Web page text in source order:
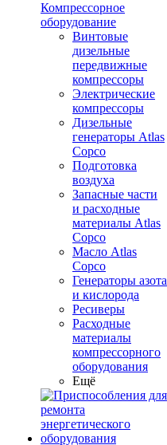
Компрессорное
оборудование
Винтовые
дизельные
передвижные
компрессоры
Электрические
компрессоры
Дизельные
генераторы Atlas
Copco
Подготовка
воздуха
Запасные части
и расходные
материалы Atlas
Copco
Масло Atlas
Copco
Генераторы азота
и кислорода
Ресиверы
Расходные
материалы
компрессорного
оборудования
Ещё